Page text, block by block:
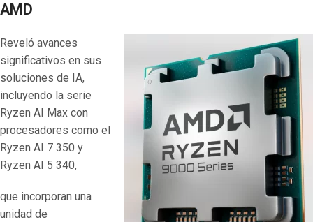
AMD
Reveló avances
significativos en sus
soluciones de IA,
incluyendo la serie
Ryzen AI Max con
procesadores como el
Ryzen AI 7 350 y
Ryzen AI 5 340,
que incorporan una
unidad de